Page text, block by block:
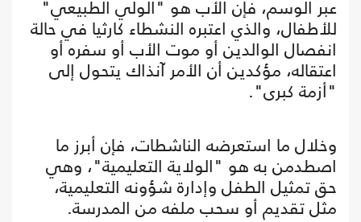
عبر الوسم، فإن الأب هو "الولي الطبيعي"
للأطفال، والذي اعتبره النشطاء كارثيا في حالة
انفصال الوالدين أو موت الأب أو سفره أو
اعتقاله، مؤكدين أن الأمر آنذاك يتحول إلى
"أزمة كبرى".
وخلال ما استعرضه الناشطات، فإن أبرز ما
اصطدمن به هو "الولاية التعليمية"، وهي
حق تمثيل الطفل وإدارة شؤونه التعليمية،
مثل تقديم أو سحب ملفه من المدرسة.